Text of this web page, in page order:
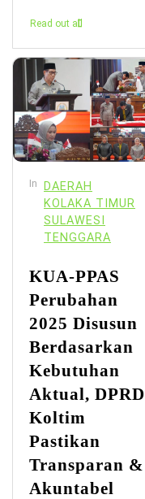
Read out all
In
DAERAH
KOLAKA TIMUR
SULAWESI
TENGGARA
KUA-PPAS
Perubahan
2025 Disusun
Berdasarkan
Kebutuhan
Aktual, DPRD
Koltim
Pastikan
Transparan &
Akuntabel